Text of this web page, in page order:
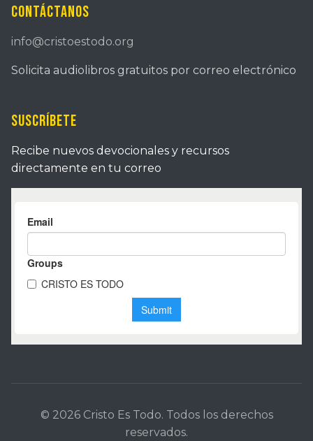
Contáctanos
info@cristoestodo.org
Solicita audiolibros gratuitos por correo electrónico
Suscríbete
Recibe nuevos devocionales y recursos
directamente en tu correo
© 2026 Cristo Es Todo. Todos los derechos
reservados.